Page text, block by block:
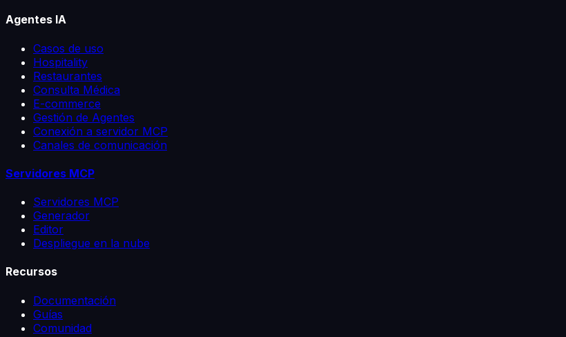
Agentes IA
Casos de uso
Hospitality
Restaurantes
Consulta Médica
E-commerce
Gestión de Agentes
Conexión a servidor MCP
Canales de comunicación
Servidores MCP
Servidores MCP
Generador
Editor
Despliegue en la nube
Recursos
Documentación
Guías
Comunidad